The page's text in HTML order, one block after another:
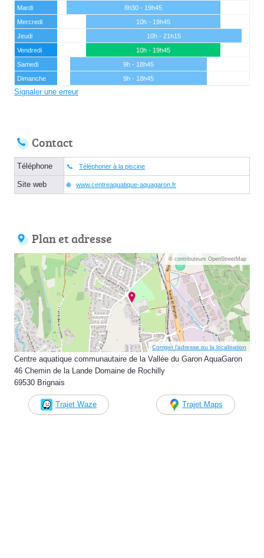
Mardi
8h30 - 19h45
Mercredi
10h - 19h45
Jeudi
10h - 21h15
Vendredi
10h - 19h45
Samedi
9h - 18h45
Dimanche
9h - 18h45
Signaler une erreur
Contact
Téléphone Téléphoner à la piscine
Site web www.centreaquatique-aquagaron.fr
Plan et adresse
© contributeurs OpenStreetMap
Corriger l’adresse ou la localisation
Centre aquatique communautaire de la Vallée du Garon AquaGaron
46 Chemin de la Lande Domaine de Rochilly
69530 Brignais
Trajet Waze Trajet Maps